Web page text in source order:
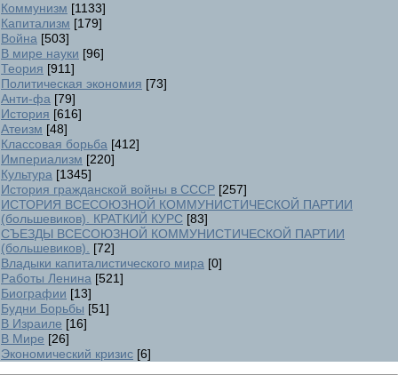
Коммунизм [1133]
Капитализм [179]
Война [503]
В мире науки [96]
Теория [911]
Политическая экономия [73]
Анти-фа [79]
История [616]
Атеизм [48]
Классовая борьба [412]
Империализм [220]
Культура [1345]
История гражданской войны в СССР [257]
ИСТОРИЯ ВСЕСОЮЗНОЙ КОММУНИСТИЧЕСКОЙ ПАРТИИ
(большевиков). КРАТКИЙ КУРС [83]
СЪЕЗДЫ ВСЕСОЮЗНОЙ КОММУНИСТИЧЕСКОЙ ПАРТИИ
(большевиков).
[72]
Владыки капиталистического мира [0]
Работы Ленина [521]
Биографии [13]
Будни Борьбы [51]
В Израиле [16]
В Мире [26]
Экономический кризис [6]